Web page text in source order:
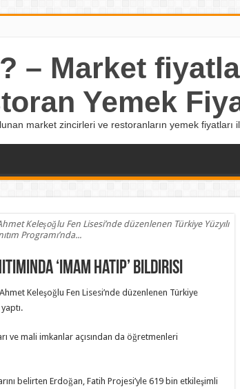
– Market
Yemek
market zincirleri ve restoranların yemek fiyatları
Keleşoğlu Fen Lisesi’nde düzenlenen Türkiye Yüzyılı
Programı’nda...
‘imam hatip’ bildirisi
Keleşoğlu Fen Lisesi’nde düzenlenen Türkiye
ve mali imkanlar açısından da öğretmenleri
belirten Erdoğan, Fatih Projesi’yle 619 bin etkileşimli